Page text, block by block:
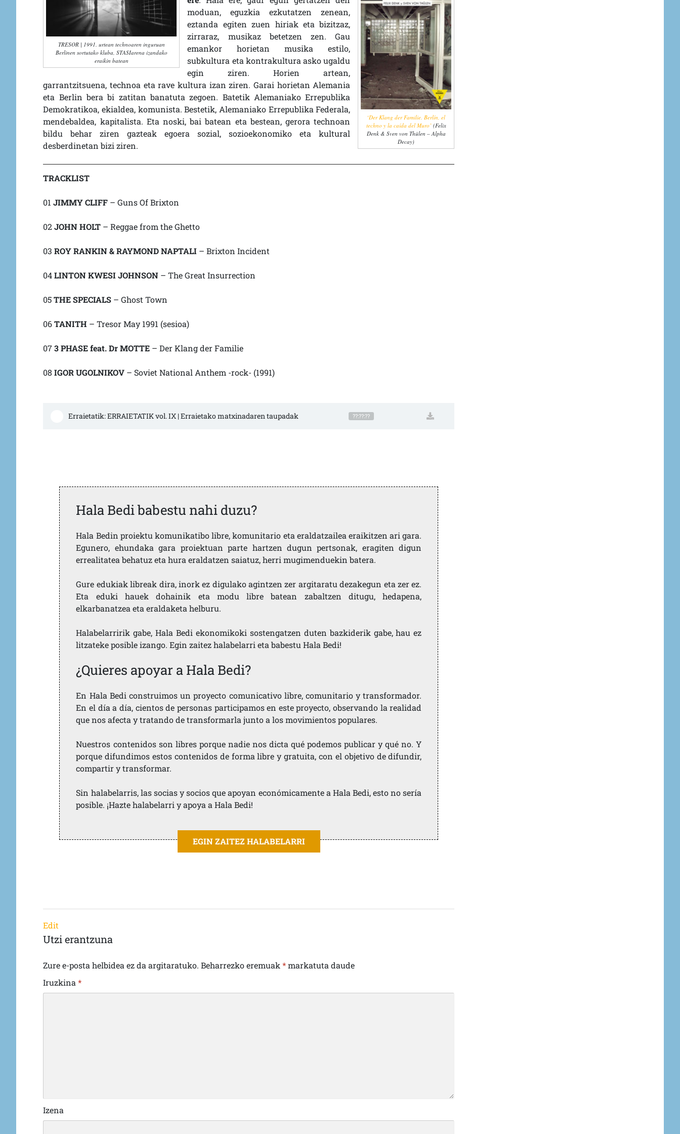
TRESOR | 1991. urtean technoaren inguruan
Berlinen sortutako kluba, STASIarena izandako
eraikin batean
‘Der Klang der Familie. Berlín, el
techno y la caída del Muro’ (Felix
Denk & Sven von Thülen – Alpha
Decay)
moduan, eguzkia ezkutatzen zenean,
eztanda egiten zuen hiriak eta bizitzaz,
zirraraz, musikaz betetzen zen. Gau
emankor horietan musika estilo,
subkultura eta kontrakultura asko ugaldu
egin ziren. Horien artean,
garrantzitsuena, technoa eta rave kultura izan ziren. Garai horietan Alemania
eta Berlin bera bi zatitan banatuta zegoen. Batetik Alemaniako Errepublika
Demokratikoa, ekialdea, komunista. Bestetik, Alemaniako Errepublika Federala,
mendebaldea, kapitalista. Eta noski, bai batean eta bestean, gerora technoan
bildu behar ziren gazteak egoera sozial, sozioekonomiko eta kultural
desberdinetan bizi ziren.
TRACKLIST
01JIMMY CLIFF – Guns Of Brixton
02JOHN HOLT – Reggae from the Ghetto
03ROY RANKIN & RAYMOND NAPTALI – Brixton Incident
04LINTON KWESI JOHNSON – The Great Insurrection
05THE SPECIALS – Ghost Town
06TANITH – Tresor May 1991 (sesioa)
073 PHASE feat. Dr MOTTE – Der Klang der Familie
08 IGOR UGOLNIKOV – Soviet National Anthem -rock- (1991)
Erraietatik: ERRAIETATIK vol. IX | Erraietako matxinadaren taupadak ??:??:??
Hala Bedi babestu nahi duzu?
Hala Bedin proiektu komunikatibo libre, komunitario eta eraldatzailea eraikitzen ari gara.
Egunero, ehundaka gara proiektuan parte hartzen dugun pertsonak, eragiten digun
errealitatea behatuz eta hura eraldatzen saiatuz, herri mugimenduekin batera.
Gure edukiak libreak dira, inork ez digulako agintzen zer argitaratu dezakegun eta zer ez.
Eta eduki hauek dohainik eta modu libre batean zabaltzen ditugu, hedapena,
elkarbanatzea eta eraldaketa helburu.
Halabelarririk gabe, Hala Bedi ekonomikoki sostengatzen duten bazkiderik gabe, hau ez
litzateke posible izango. Egin zaitez halabelarri eta babestu Hala Bedi!
¿Quieres apoyar a Hala Bedi?
En Hala Bedi construimos un proyecto comunicativo libre, comunitario y transformador.
En el día a día, cientos de personas participamos en este proyecto, observando la realidad
que nos afecta y tratando de transformarla junto a los movimientos populares.
Nuestros contenidos son libres porque nadie nos dicta qué podemos publicar y qué no. Y
porque difundimos estos contenidos de forma libre y gratuita, con el objetivo de difundir,
compartir y transformar.
Sin halabelarris, las socias y socios que apoyan económicamente a Hala Bedi, esto no sería
posible. ¡Hazte halabelarri y apoya a Hala Bedi!
EGIN ZAITEZ HALABELARRI
Edit
Utzi erantzuna
Zure e-posta helbidea ez da argitaratuko. Beharrezko eremuak*markatuta daude
Iruzkina*
Izena